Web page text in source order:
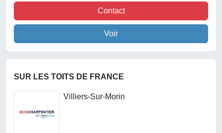
Contact
Voir
SUR LES TOITS DE FRANCE
Villiers-Sur-Morin